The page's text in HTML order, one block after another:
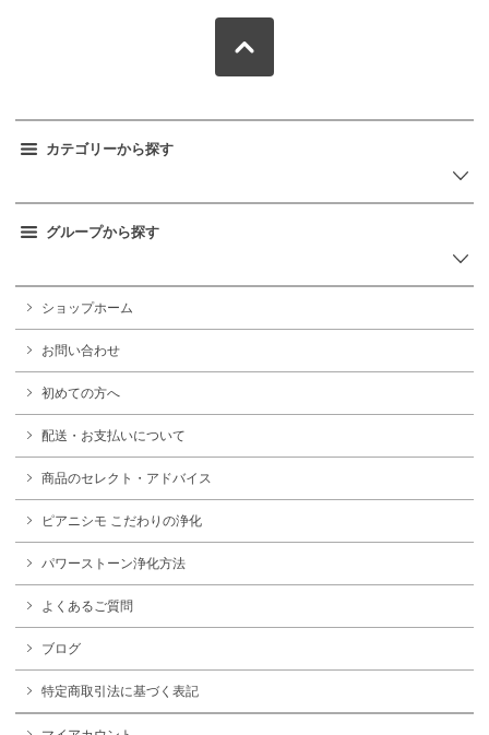
カテゴリーから探す
グループから探す
ショップホーム
お問い合わせ
初めての方へ
配送・お支払いについて
商品のセレクト・アドバイス
ピアニシモ こだわりの浄化
パワーストーン浄化方法
よくあるご質問
ブログ
特定商取引法に基づく表記